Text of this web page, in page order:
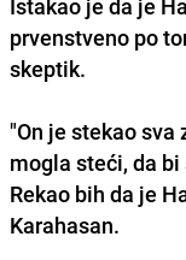
prvenstveno po
skeptik.
"On je stekao sva
mogla steći, da
Rekao bih da je
Karahasan.